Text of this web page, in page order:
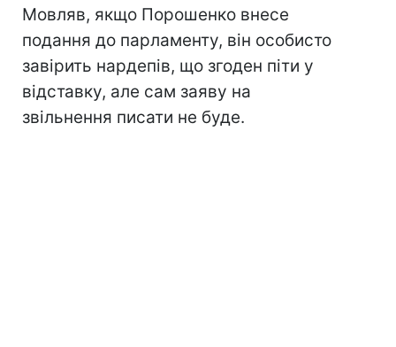
Мовляв, якщо Порошенко внесе
подання до парламенту, він особисто
завірить нардепів, що згоден піти у
відставку, але сам заяву на
звільнення писати не буде.